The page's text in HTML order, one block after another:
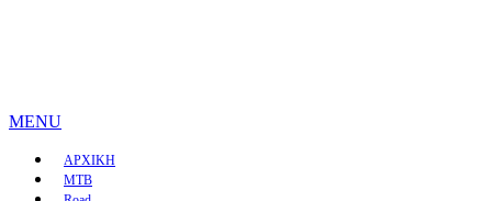
MENU
ΑΡΧΙΚΗ
MTB